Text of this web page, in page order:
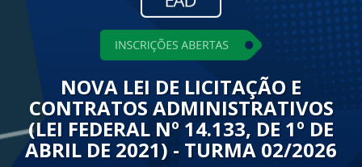
NOVA LEI DE LICITAÇÃO E
CONTRATOS ADMINISTRATIVOS
(LEI FEDERAL Nº 14.133, DE 1º DE
ABRIL DE 2021) - TURMA 02/2026